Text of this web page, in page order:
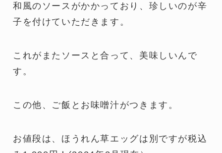
和風のソースがかかっており、珍しいのが辛
子を付けていただきます。
これがまたソースと合って、美味しいんで
す。
この他、ご飯とお味噌汁がつきます。
お値段は、ほうれん草エッグは別ですが税込